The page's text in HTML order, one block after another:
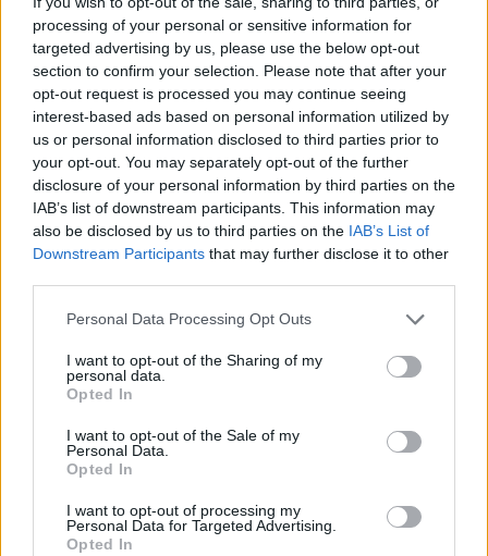
processing of your personal or sensitive information for
targeted advertising by us, please use the below opt-out
section to confirm your selection. Please note that after your
opt-out request is processed you may continue seeing
interest-based ads based on personal information utilized by
us or personal information disclosed to third parties prior to
your opt-out. You may separately opt-out of the further
disclosure of your personal information by third parties on the
IAB’s list of downstream participants. This information may
also be disclosed by us to third parties on the IAB’s List of
Downstream Participants that may further disclose it to other
Personal Data Processing Opt Outs
I want to opt-out of the Sharing of my
personal data.
Opted In
I want to opt-out of the Sale of my
Personal Data.
Opted In
I want to opt-out of processing my
Personal Data for Targeted Advertising.
Opted In
In evidenza